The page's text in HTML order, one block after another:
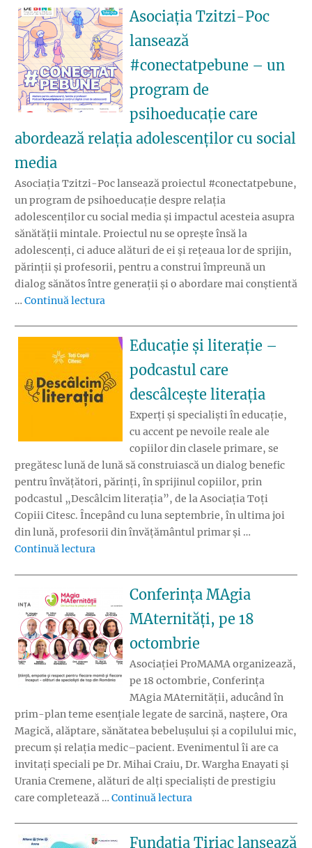
Asociația Tzitzi-Poc
lansează
#conectatpebune – un
program de
psihoeducație care
abordează relația adolescenților cu social
media
Asociația Tzitzi-Poc lansează proiectul #conectatpebune,
un program de psihoeducație despre relația
adolescenților cu social media și impactul acesteia asupra
sănătății mintale. Proiectul nu se oprește însă la
adolescenți, ci aduce alături de ei și rețeaua lor de sprijin,
părinții și profesorii, pentru a construi împreună un
dialog sănătos între generații și o abordare mai conștientă
… Continuă lectura
Educație și literație –
podcastul care
descâlcește literația
Experți și specialiști în educație,
cu accent pe nevoile reale ale
copiilor din clasele primare, se
pregătesc lună de lună să construiască un dialog benefic
pentru învățători, părinți, în sprijinul copiilor, prin
podcastul „Descâlcim literația”, de la Asociația Toți
Copiii Citesc. Începând cu luna septembrie, în ultima joi
din lună, profesorii din învățământul primar și …
Continuă lectura
Conferința MAgia
MAternități, pe 18
octombrie
Asociației ProMAMA organizează,
pe 18 octombrie, Conferința
MAgia MAternității, aducând în
prim-plan teme esențiale legate de sarcină, naștere, Ora
Magică, alăptare, sănătatea bebelușului și a copilului mic,
precum și relația medic–pacient. Evenimentul îi are ca
invitați speciali pe Dr. Mihai Craiu, Dr. Wargha Enayati și
Urania Cremene, alături de alți specialiști de prestigiu
care completează … Continuă lectura
Fundația Țiriac lansează